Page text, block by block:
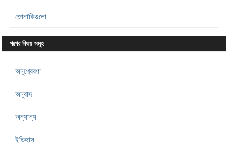
জোনাকিগুলো
গল্পের বিষয় সমূহ
অনুপ্রেরণা
অনুবাদ
অন্যান্য
ইতিহাস